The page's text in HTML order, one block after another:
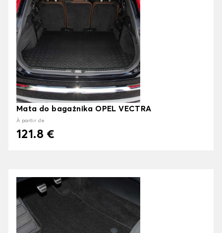
Mata do bagażnika OPEL VECTRA
À partir de
121.8 €